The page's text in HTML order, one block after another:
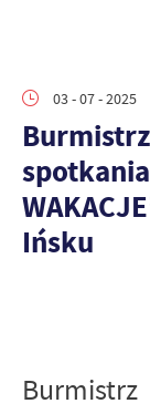
03 - 07 - 2025
spotkania
Ińsku